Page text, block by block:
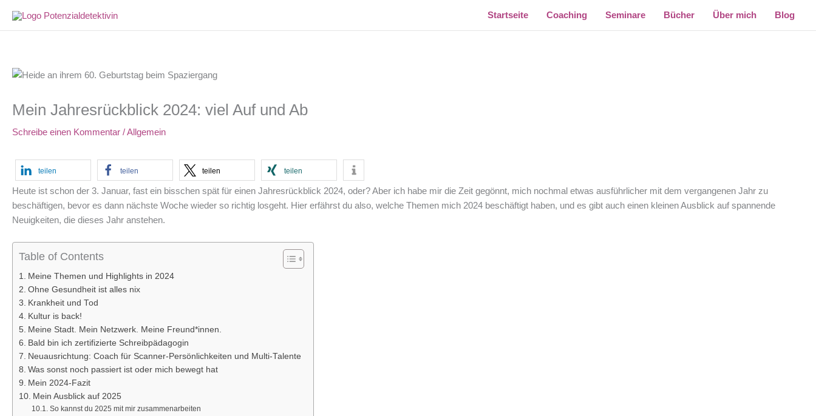
Inhalt
Startseite Coaching Seminare Bücher Über mich Blog
Mein Jahresrückblick 2024: viel Auf und Ab
Schreibe einen Kommentar /Allgemein
teilen teilen teilen teilen
Heute ist schon der 3. Januar, fast ein bisschen spät für einen Jahresrückblick 2024, oder? Aber ich habe mir die Zeit gegönnt, mich nochmal etwas ausführlicher mit dem vergangenen Jahr zu
beschäftigen, bevor es dann nächste Woche wieder so richtig losgeht. Hier erfährst du also, welche Themen mich 2024 beschäftigt haben, und es gibt auch einen kleinen Ausblick auf spannende
Neuigkeiten, die dieses Jahr anstehen.
Table of Contents
Meine Themen und Highlights in 2024
Ohne Gesundheit ist alles nix
Krankheit und Tod
Kultur is back!
Meine Stadt. Mein Netzwerk. Meine Freund*innen.
Bald bin ich zertifizierte Schreibpädagogin
Neuausrichtung: Coach für Scanner-Persönlichkeiten und Multi-Talente
Was sonst noch passiert ist oder mich bewegt hat
Mein 2024-Fazit
Mein Ausblick auf 2025
So kannst du 2025 mit mir zusammenarbeiten